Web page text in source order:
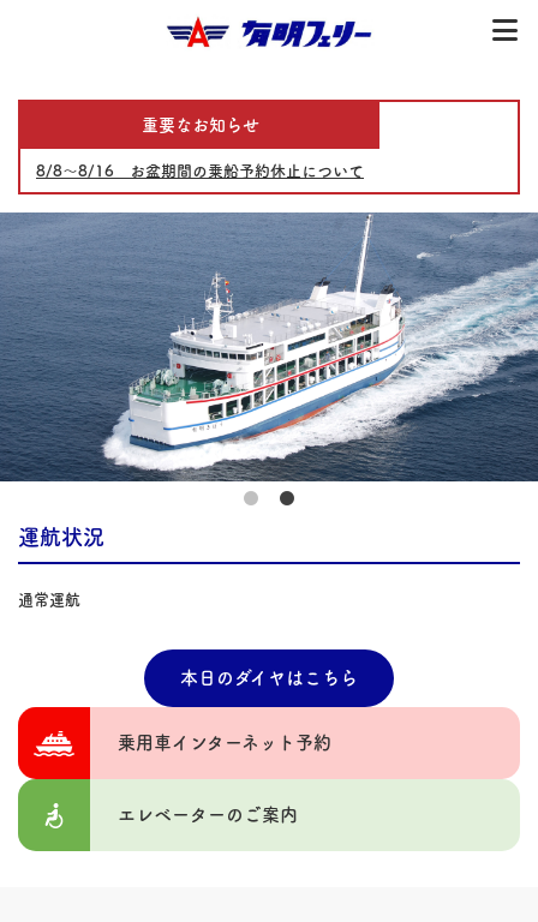
重要なお知らせ
8/8～8/16 お盆期間の乗船予約休止について
運航状況
通常運航
本日のダイヤはこちら
乗用車インターネット予約
エレベーターのご案内